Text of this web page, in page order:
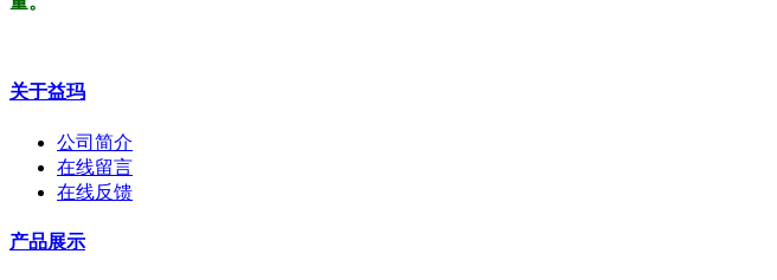
关于益玛
公司简介
在线留言
在线反馈
产品展示